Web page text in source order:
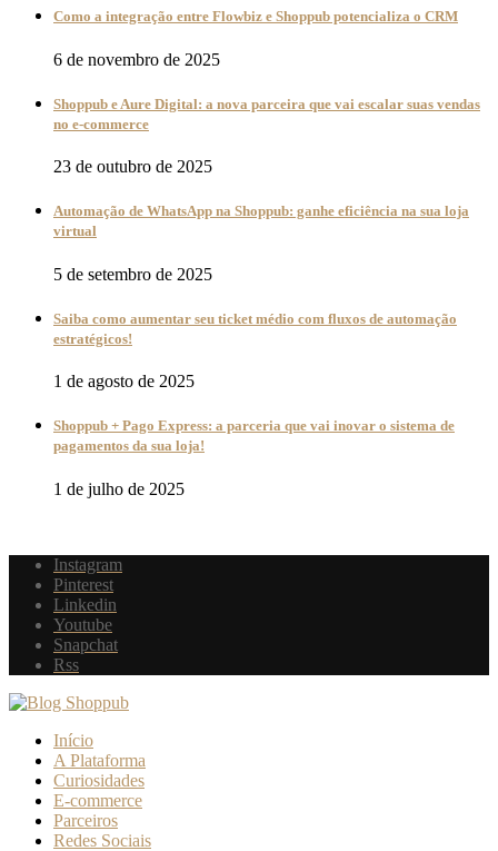
Como a integração entre Flowbiz e Shoppub potencializa o CRM
6 de novembro de 2025
Shoppub e Aure Digital: a nova parceira que vai escalar suas vendas
no e-commerce
23 de outubro de 2025
Automação de WhatsApp na Shoppub: ganhe eficiência na sua loja
virtual
5 de setembro de 2025
Saiba como aumentar seu ticket médio com fluxos de automação
estratégicos!
1 de agosto de 2025
Shoppub + Pago Express: a parceria que vai inovar o sistema de
pagamentos da sua loja!
1 de julho de 2025
Instagram
Pinterest
Linkedin
Youtube
Snapchat
Rss
Início
A Plataforma
Curiosidades
E-commerce
Parceiros
Redes Sociais